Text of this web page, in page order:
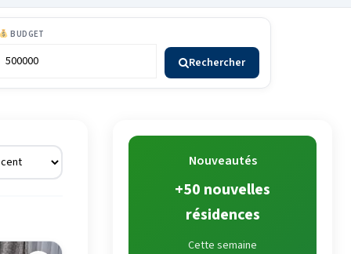
BUDGET
Rechercher
Nouveautés
+50 nouvelles
résidences
Cette semaine